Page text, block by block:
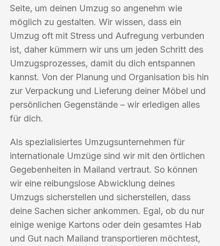
Seite, um deinen Umzug so angenehm wie
möglich zu gestalten. Wir wissen, dass ein
Umzug oft mit Stress und Aufregung verbunden
ist, daher kümmern wir uns um jeden Schritt des
Umzugsprozesses, damit du dich entspannen
kannst. Von der Planung und Organisation bis hin
zur Verpackung und Lieferung deiner Möbel und
persönlichen Gegenstände – wir erledigen alles
für dich.
Als spezialisiertes Umzugsunternehmen für
internationale Umzüge sind wir mit den örtlichen
Gegebenheiten in Mailand vertraut. So können
wir eine reibungslose Abwicklung deines
Umzugs sicherstellen und sicherstellen, dass
deine Sachen sicher ankommen. Egal, ob du nur
einige wenige Kartons oder dein gesamtes Hab
und Gut nach Mailand transportieren möchtest,